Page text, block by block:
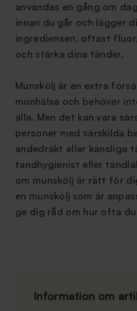
användas en gång om
innan du går och lägger
ingrediensen, oftast
och stärka dina tänder.
Munskölj är en extra
munhälsa och behöver
alla. Men det kan vara
personer med särskilda
andedräkt eller känsliga
tandhygienist eller
om munskölj är rätt för
en munskölj som är
ge dig råd om hur ofta
Information om